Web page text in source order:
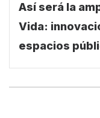
Así será la
Vida:
espacios